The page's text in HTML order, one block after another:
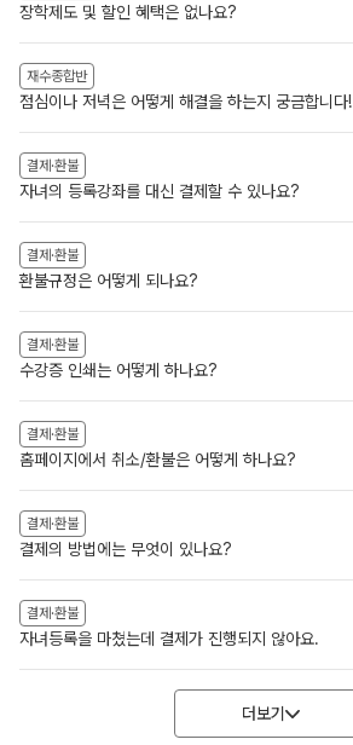
장학제도 및 할인 혜택은 없나요?
재수종합반
점심이나 저녁은 어떻게 해결을 하는지 궁금합니다!
결제·환불
자녀의 등록강좌를 대신 결제할 수 있나요?
결제·환불
환불규정은 어떻게 되나요?
결제·환불
수강증 인쇄는 어떻게 하나요?
결제·환불
홈페이지에서 취소/환불은 어떻게 하나요?
결제·환불
결제의 방법에는 무엇이 있나요?
결제·환불
자녀등록을 마쳤는데 결제가 진행되지 않아요.
더보기